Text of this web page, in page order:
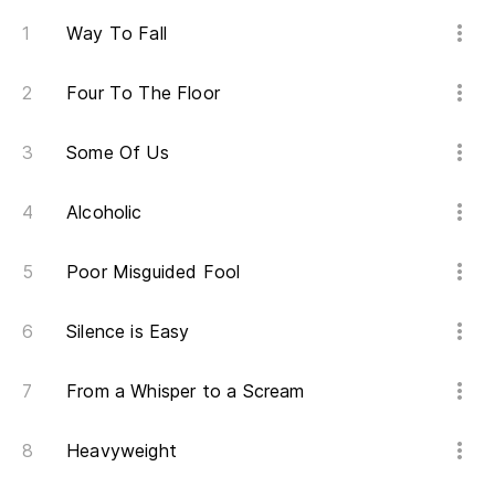
Way To Fall
Four To The Floor
Some Of Us
Alcoholic
Poor Misguided Fool
Silence is Easy
From a Whisper to a Scream
Heavyweight